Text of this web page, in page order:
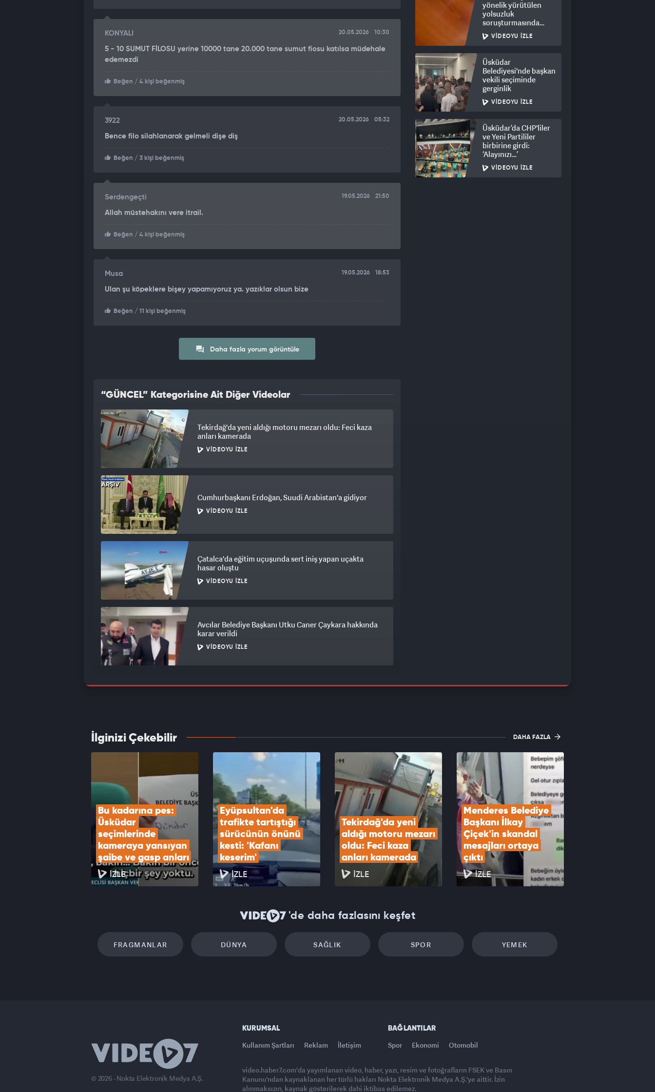
KONYALI 20.05.2026 10:30
5 - 10 SUMUT FİLOSU yerine 10000 tane 20.000 tane sumut fiosu katılsa müdehale
edemezdi
Beğen / 4 kişi beğenmiş
3922 20.05.2026 05:32
Bence filo silahlanarak gelmeli dişe diş
Beğen / 3 kişi beğenmiş
Serdengeçti 19.05.2026 21:50
Allah müstehakını vere itrail.
Beğen / 4 kişi beğenmiş
Musa 19.05.2026 18:53
Ulan şu köpeklere bişey yapamıyoruz ya. yazıklar olsun bize
Beğen / 11 kişi beğenmiş
Daha fazla yorum görüntüle
“GÜNCEL” Kategorisine Ait Diğer Videolar
Tekirdağ'da yeni aldığı motoru mezarı oldu: Feci kaza
anları kamerada
VIDEOYU İZLE
Cumhurbaşkanı Erdoğan, Suudi Arabistan'a gidiyor
VIDEOYU İZLE
Çatalca'da eğitim uçuşunda sert iniş yapan uçakta
hasar oluştu
VIDEOYU İZLE
Avcılar Belediye Başkanı Utku Caner Çaykara hakkında
karar verildi
VIDEOYU İZLE
MGK toplantısı sona erdi: Bildiri yayımlandı
VIDEOYU İZLE
yönelik yürütülen
yolsuzluk
soruşturmasında
rüşvet görüntüleri
ortaya çıktı
VIDEOYU İZLE
Üsküdar
Belediyesi'nde başkan
vekili seçiminde
gerginlik
VIDEOYU İZLE
Üsküdar’da CHP'liler
ve Yeni Partililer
birbirine girdi:
‘Alayınızı…’
VIDEOYU İZLE
İlginizi Çekebilir DAHA FAZLA
Bu kadarına pes:
Üsküdar
seçimlerinde
kameraya yansıyan
şaibe ve gasp anları
İZLE
Eyüpsultan'da
trafikte tartıştığı
sürücünün önünü
kesti: 'Kafanı
keserim'
İZLE
Tekirdağ'da yeni
aldığı motoru mezarı
oldu: Feci kaza
anları kamerada
İZLE
Menderes Belediye
Başkanı İlkay
Çiçek'in skandal
mesajları ortaya
çıktı
İZLE
'de daha fazlasını keşfet
FRAGMANLAR DÜNYA SAĞLIK SPOR YEMEK
© 2026 - Nokta Elektronik Medya A.Ş.
KURUMSAL
Kullanım Şartları Reklam İletişim
BAĞLANTILAR
Spor Ekonomi Otomobil
video.haber7.com'da yayımlanan video, haber, yazı, resim ve fotoğrafların FSEK ve Basın
Kanunu'ndan kaynaklanan her türlü hakları Nokta Elektronik Medya A.Ş.'ye aittir. İzin
alınmaksızın, kaynak gösterilerek dahi iktibas edilemez.